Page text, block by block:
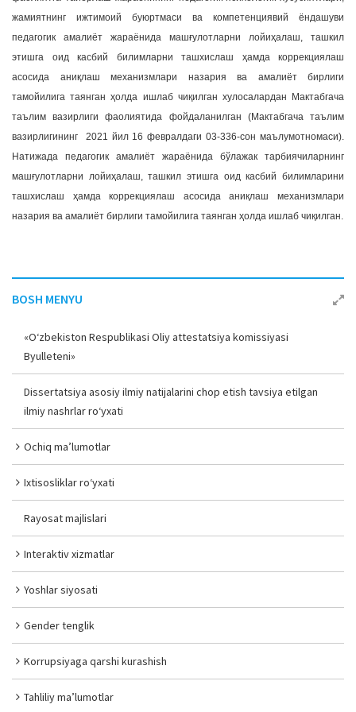
жамиятнинг ижтимоий буюртмаси ва компетенциявий ёндашуви
педагогик амалиёт жараёнида машғулотларни лойиҳалаш, ташкил
этишга оид касбий билимларни ташхислаш ҳамда коррекциялаш
асосида аниқлаш механизмлари назария ва амалиёт бирлиги
тамойилига таянган ҳолда ишлаб чиқилган хулосалардан Мактабгача
таълим вазирлиги фаолиятида фойдаланилган (Мактабгача таълим
вазирлигининг 2021 йил 16 февралдаги 03-336-сон маълумотномаси).
Натижада педагогик амалиёт жараёнида бўлажак тарбиячиларнинг
машғулотларни лойиҳалаш, ташкил этишга оид касбий билимларини
ташхислаш ҳамда коррекциялаш асосида аниқлаш механизмлари
назария ва амалиёт бирлиги тамойилига таянган ҳолда ишлаб чиқилган.
BOSH MENYU
«O‘zbekiston Respublikasi Oliy attestatsiya komissiyasi
Byulleteni»
Dissertatsiya asosiy ilmiy natijalarini chop etish tavsiya etilgan
ilmiy nashrlar ro‘yxati
Ochiq ma’lumotlar
Ixtisosliklar ro‘yxati
Rayosat majlislari
Interaktiv xizmatlar
Yoshlar siyosati
Gender tenglik
Korrupsiyaga qarshi kurashish
Tahliliy ma’lumotlar